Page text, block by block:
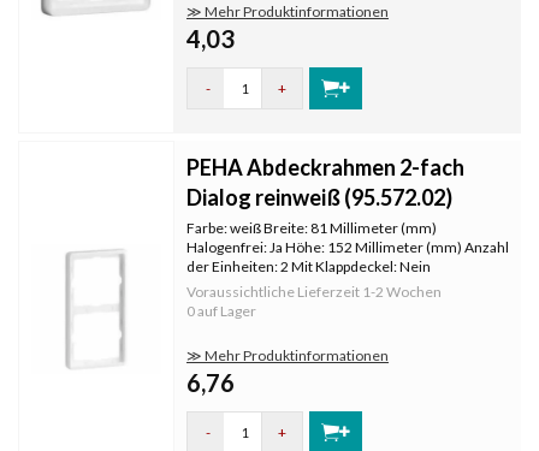
≫ Mehr Produktinformationen
4,03
- +
PEHA Abdeckrahmen 2-fach
Dialog reinweiß (95.572.02)
Farbe: weiß Breite: 81 Millimeter (mm)
Halogenfrei: Ja Höhe: 152 Millimeter (mm) Anzahl
der Einheiten: 2 Mit Klappdeckel: Nein
Oberflächenschutz: unbehandelt
Textfeld/Beschriftungsfläche: Nein
Werkstoffgüte: Thermoplast Werkstoff:
Voraussichtliche Lieferzeit 1-2 Wochen
0 auf Lager
≫ Mehr Produktinformationen
6,76
- +